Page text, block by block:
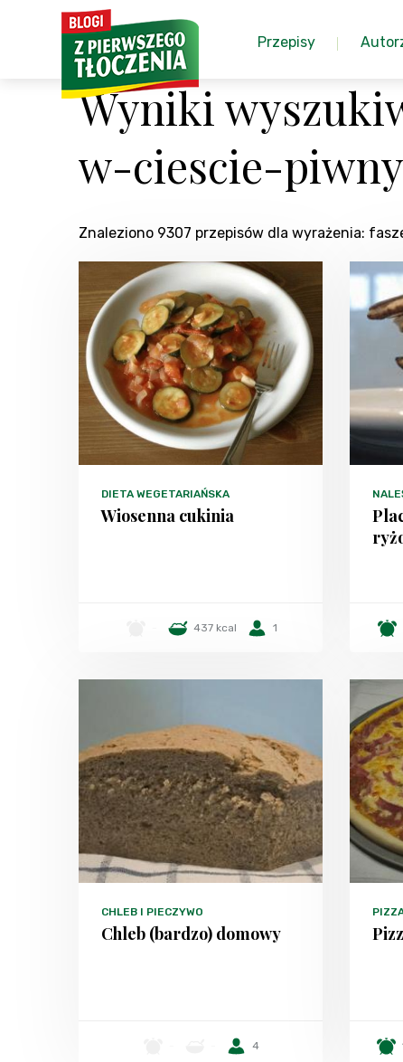
Przepisy
Wyniki
w-ciescie-
Znaleziono 9307 przepisów dla wyrażenia:
DIETA WEGETARIAŃSKA
Wiosenna cukinia
437 kcal 1
CHLEB I PIECZYWO
Chleb (bardzo) domowy
4